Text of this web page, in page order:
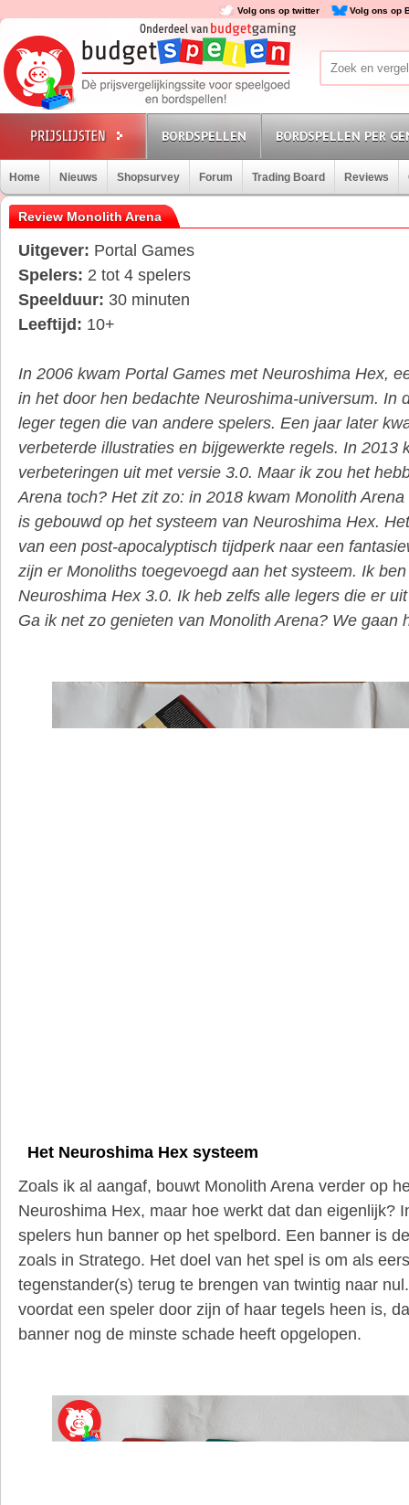
Volg ons op twitter Volg ons op
BORDSPELLEN BORDSPELLEN PER
Home Nieuws Shopsurvey Forum Trading Board Reviews
Review Monolith Arena
Uitgever: Portal Games
Spelers: 2 tot 4 spelers
Speelduur: 30 minuten
Leeftijd: 10+
In 2006 kwam Portal Games met Neuroshima Hex,
in het door hen bedachte Neuroshima-universum. In
leger tegen die van andere spelers. Een jaar later
verbeterde illustraties en bijgewerkte regels. In 2013
verbeteringen uit met versie 3.0. Maar ik zou het
Arena toch? Het zit zo: in 2018 kwam Monolith
is gebouwd op het systeem van Neuroshima Hex.
van een post-apocalyptisch tijdperk naar een
zijn er Monoliths toegevoegd aan het systeem. Ik
Neuroshima Hex 3.0. Ik heb zelfs alle legers die er
Ga ik net zo genieten van Monolith Arena? We gaan
Het Neuroshima Hex systeem
Zoals ik al aangaf, bouwt Monolith Arena verder op
Neuroshima Hex, maar hoe werkt dat dan eigenlijk?
spelers hun banner op het spelbord. Een banner is
zoals in Stratego. Het doel van het spel is om als
tegenstander(s) terug te brengen van twintig naar
voordat een speler door zijn of haar tegels heen is,
banner nog de minste schade heeft opgelopen.